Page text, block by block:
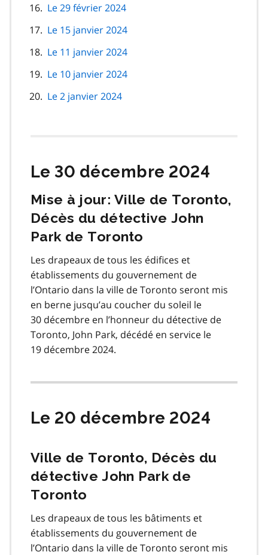
Le 29 février 2024
Le 15 janvier 2024
Le 11 janvier 2024
Le 10 janvier 2024
Le 2 janvier 2024
Le 30 décembre 2024
Mise à jour: Ville de Toronto,
Décès du détective John
Park de Toronto
Les drapeaux de tous les édifices et
établissements du gouvernement de
l’Ontario dans la ville de Toronto seront mis
en berne jusqu’au coucher du soleil le
30 décembre en l’honneur du détective de
Toronto, John Park, décédé en service le
19 décembre 2024.
Le 20 décembre 2024
Ville de Toronto, Décès du
détective John Park de
Toronto
Les drapeaux de tous les bâtiments et
établissements du gouvernement de
l’Ontario dans la ville de Toronto seront mis